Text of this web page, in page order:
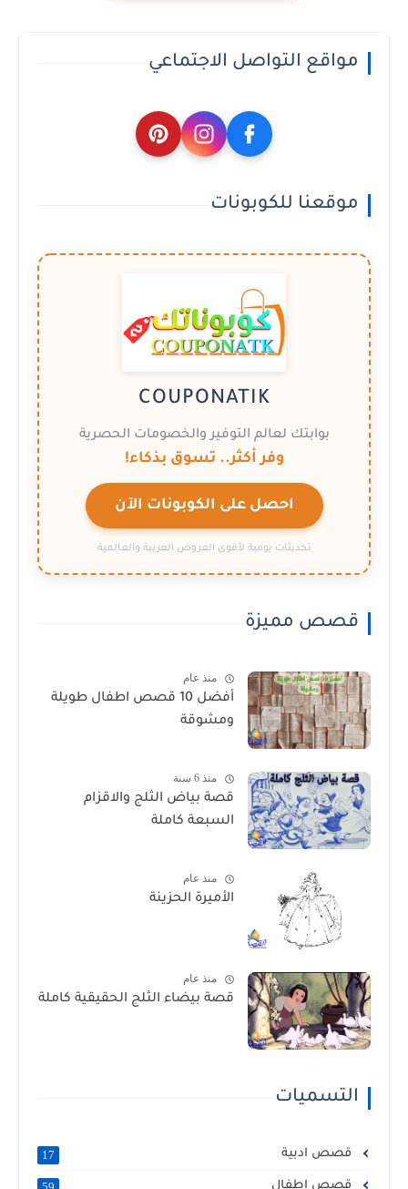
مواقع التواصل الاجتماعي
موقعنا للكوبونات
COUPONATIK
بوابتك لعالم التوفير والخصومات الحصرية
وفر أكثر.. تسوق بذكاء!
احصل على الكوبونات الآن
تحديثات يومية لأقوى العروض العربية والعالمية
قصص مميزة
منذ عام
أفضل 10 قصص اطفال طويلة
ومشوقة
منذ 6 سنة
قصة بياض الثلج والاقزام
السبعة كاملة
منذ عام
الأميرة الحزينة
منذ عام
قصة بيضاء الثلج الحقيقية كاملة
التسميات
قصص ادبية 17
قصص اطفال